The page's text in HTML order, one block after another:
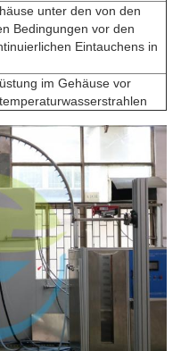
unter den von den
Bedingungen vor den
Eintauchens in
im Gehäuse vor